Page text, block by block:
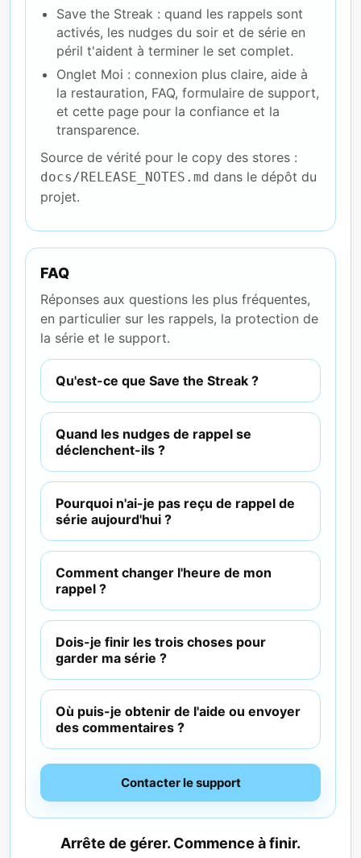
Save the Streak : quand les rappels sont
activés, les nudges du soir et de série en
péril t'aident à terminer le set complet.
Onglet Moi : connexion plus claire, aide à
la restauration, FAQ, formulaire de support,
et cette page pour la confiance et la
transparence.
Source de vérité pour le copy des stores :
docs/RELEASE_NOTES.md dans le dépôt du
projet.
FAQ
Réponses aux questions les plus fréquentes,
en particulier sur les rappels, la protection de
la série et le support.
Qu'est-ce que Save the Streak ?
Quand les nudges de rappel se
déclenchent-ils ?
Pourquoi n'ai-je pas reçu de rappel de
série aujourd'hui ?
Comment changer l'heure de mon
rappel ?
Dois-je finir les trois choses pour
garder ma série ?
Où puis-je obtenir de l'aide ou envoyer
des commentaires ?
Contacter le support
Arrête de gérer. Commence à finir.